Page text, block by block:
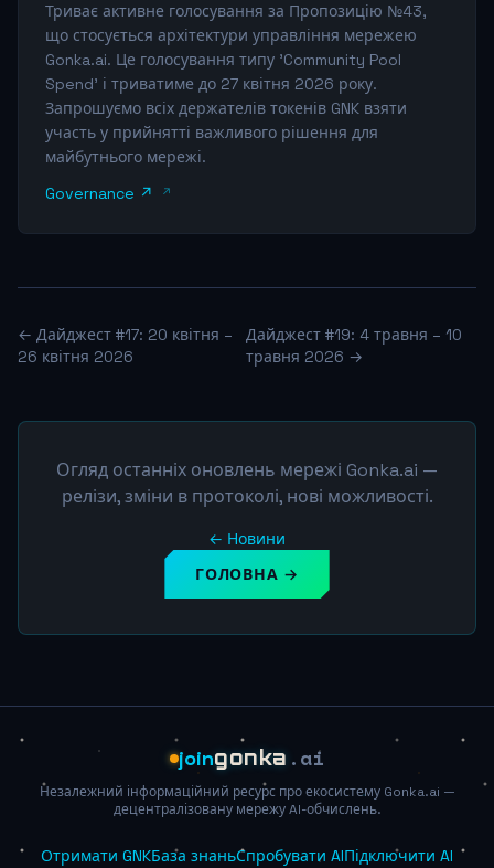
Триває активне голосування за Пропозицію №43,
що стосується архітектури управління мережею
Gonka.ai. Це голосування типу 'Community Pool
Spend' і триватиме до 27 квітня 2026 року.
Запрошуємо всіх держателів токенів GNK взяти
участь у прийнятті важливого рішення для
майбутнього мережі.
Governance ↗
← Дайджест #17: 20 квітня –
26 квітня 2026
Дайджест #19: 4 травня – 10
травня 2026 →
Огляд останніх оновлень мережі Gonka.ai —
релізи, зміни в протоколі, нові можливості.
← Новини
ГОЛОВНА →
joingonka .ai
Незалежний інформаційний ресурс про екосистему Gonka.ai —
децентралізовану мережу AI-обчислень.
Отримати GNKБаза знаньСпробувати AIПідключити AI